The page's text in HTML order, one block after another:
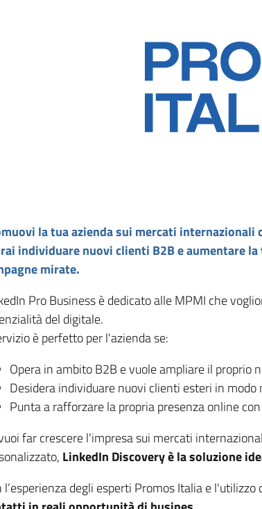
la tua azienda sui mercati internazionali
individuare nuovi clienti B2B e aumentare
mirate.
Pro Business è dedicato alle MPMI che
del digitale.
è perfetto per l'azienda se:
Opera in ambito B2B e vuole ampliare il proprio
Desidera individuare nuovi clienti esteri in modo
Punta a rafforzare la propria presenza online
far crescere l'impresa sui mercati
LinkedIn Discovery è la soluzione
l’esperienza degli esperti Promos Italia e